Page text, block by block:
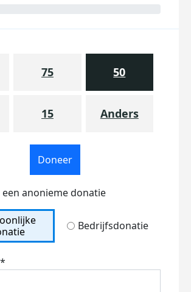
75 50
15 Anders
Doneer
anonieme donatie
Bedrijfsdonatie